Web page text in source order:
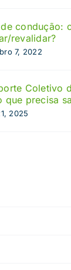
condução:
revalidar?
7, 2022
Coletivo
que precisa
2025